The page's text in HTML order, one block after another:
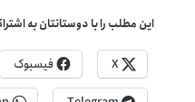
این مطلب را با دوستانتان به
X فیسبوک